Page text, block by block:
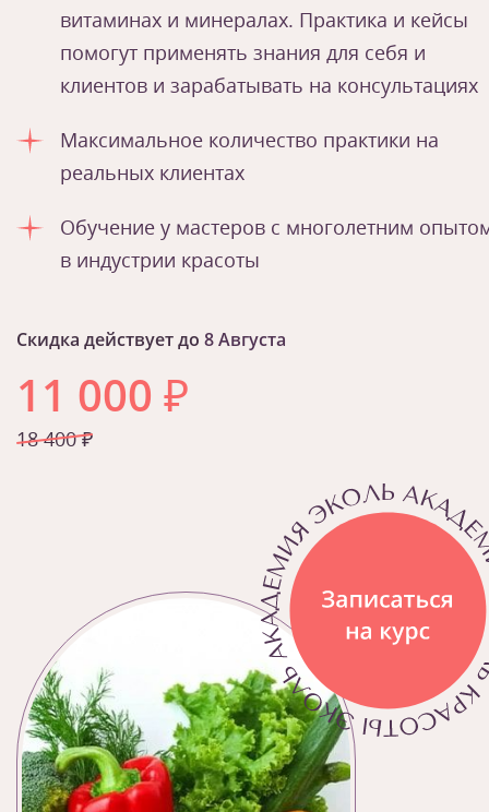
витаминах и минералах. Практика и кейсы
помогут применять знания для себя и
клиентов и зарабатывать на консультациях
Максимальное количество практики на
реальных клиентах
Обучение у мастеров с многолетним
в индустрии красоты
Скидка действует до 8 Августа
11 000 ₽
18 400 ₽